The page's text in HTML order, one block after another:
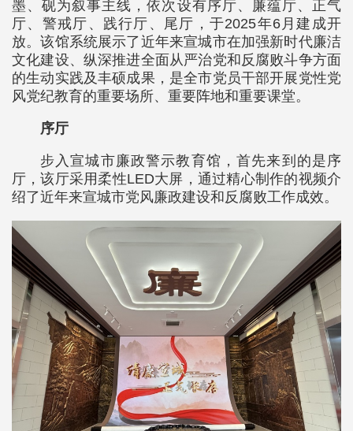
墨、砚为叙事主线，依次设有序厅、廉蕴厅、正气
厅、警戒厅、践行厅、尾厅，于2025年6月建成开
放。该馆系统展示了近年来宣城市在加强新时代廉洁
文化建设、纵深推进全面从严治党和反腐败斗争方面
的生动实践及丰硕成果，是全市党员干部开展党性党
风党纪教育的重要场所、重要阵地和重要课堂。
序厅
步入宣城市廉政警示教育馆，首先来到的是序
厅，该厅采用柔性LED大屏，通过精心制作的视频介
绍了近年来宣城市党风廉政建设和反腐败工作成效。